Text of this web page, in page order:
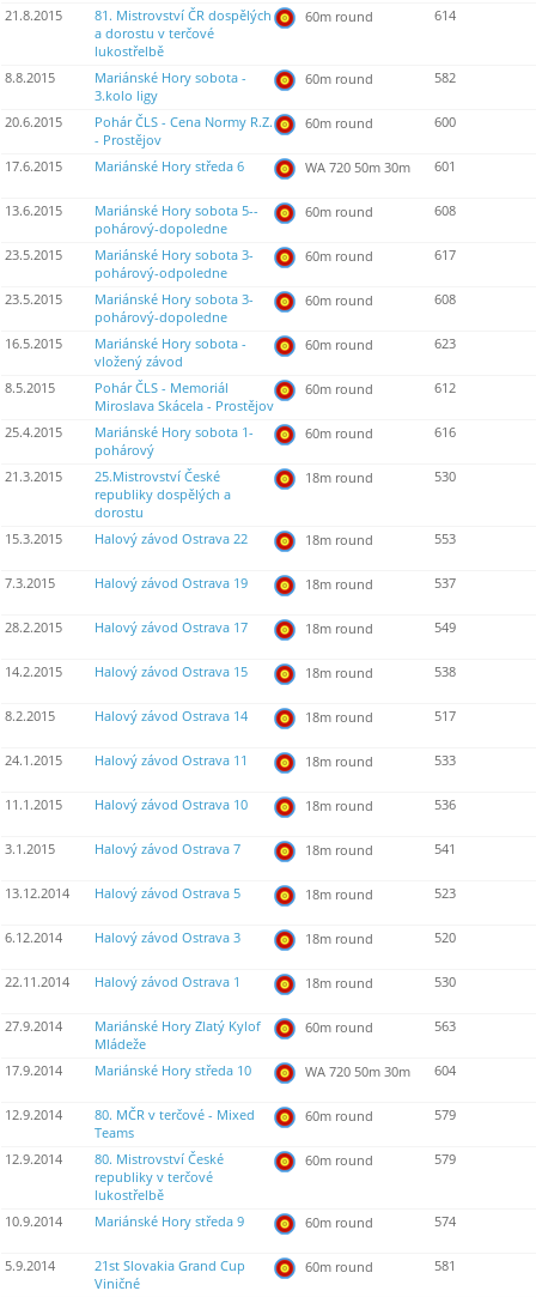
21.8.2015
81. Mistrovství ČR dospělých
a dorostu v terčové
lukostřelbě
60m round 614
8.8.2015
Mariánské Hory sobota -
3.kolo ligy
60m round 582
20.6.2015
Pohár ČLS - Cena Normy R.Z.
- Prostějov
60m round 600
17.6.2015 Mariánské Hory středa 6 WA 720 50m 30m 601
13.6.2015
Mariánské Hory sobota 5--
pohárový-dopoledne
60m round 608
23.5.2015
Mariánské Hory sobota 3-
pohárový-odpoledne
60m round 617
23.5.2015
Mariánské Hory sobota 3-
pohárový-dopoledne
60m round 608
16.5.2015
Mariánské Hory sobota -
vložený závod
60m round 623
8.5.2015
Pohár ČLS - Memoriál
Miroslava Skácela - Prostějov
60m round 612
25.4.2015
Mariánské Hory sobota 1-
pohárový
60m round 616
21.3.2015
25.Mistrovství České
republiky dospělých a
dorostu
18m round 530
15.3.2015 Halový závod Ostrava 22 18m round 553
7.3.2015 Halový závod Ostrava 19 18m round 537
28.2.2015 Halový závod Ostrava 17 18m round 549
14.2.2015 Halový závod Ostrava 15 18m round 538
8.2.2015 Halový závod Ostrava 14 18m round 517
24.1.2015 Halový závod Ostrava 11 18m round 533
11.1.2015 Halový závod Ostrava 10 18m round 536
3.1.2015 Halový závod Ostrava 7 18m round 541
13.12.2014 Halový závod Ostrava 5 18m round 523
6.12.2014 Halový závod Ostrava 3 18m round 520
22.11.2014 Halový závod Ostrava 1 18m round 530
27.9.2014
Mariánské Hory Zlatý Kylof
Mládeže
60m round 563
17.9.2014 Mariánské Hory středa 10 WA 720 50m 30m 604
12.9.2014
80. MČR v terčové - Mixed
Teams
60m round 579
12.9.2014
80. Mistrovství České
republiky v terčové
lukostřelbě
60m round 579
10.9.2014 Mariánské Hory středa 9 60m round 574
5.9.2014
21st Slovakia Grand Cup
Viničné
60m round 581